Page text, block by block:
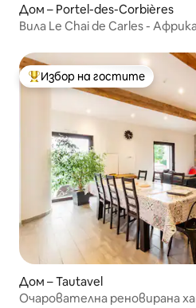
Дом – Portel-des-Corbières
Вила Le Chai de Carles -
Най-популярен избор на
Избор на гостите
Дом – Tautavel
Очарователна реновирана